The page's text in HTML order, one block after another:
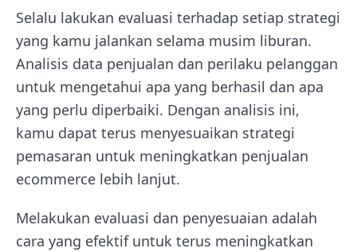
Selalu lakukan evaluasi terhadap setiap strategi
yang kamu jalankan selama musim liburan.
Analisis data penjualan dan perilaku pelanggan
untuk mengetahui apa yang berhasil dan apa
yang perlu diperbaiki. Dengan analisis ini,
kamu dapat terus menyesuaikan strategi
pemasaran untuk meningkatkan penjualan
ecommerce lebih lanjut.
Melakukan evaluasi dan penyesuaian adalah
cara yang efektif untuk terus meningkatkan